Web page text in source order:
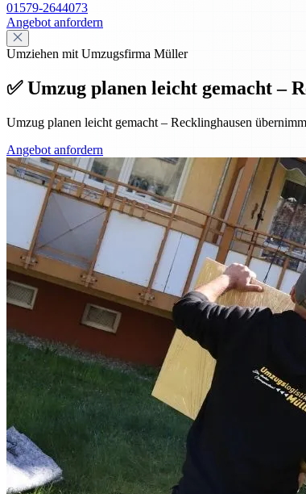
01579-2644073
Angebot anfordern
Umziehen mit Umzugsfirma Müller
✅ Umzug planen leicht gemacht –
Umzug planen leicht gemacht – Recklinghausen
Angebot anfordern